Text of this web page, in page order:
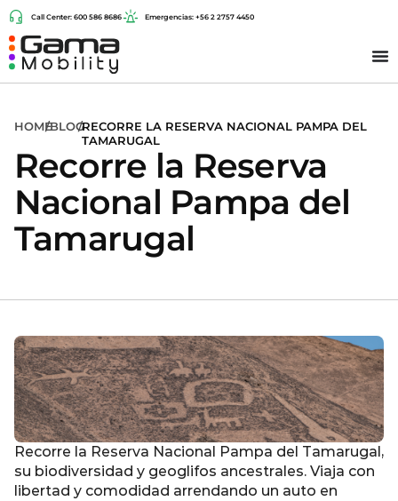
Call Center: 600 586 8686 Emergencias: +56 2 2757 4450
HOME
/BLOG
/RECORRE LA RESERVA NACIONAL PAMPA DEL
TAMARUGAL
Recorre la Reserva
Nacional Pampa del
Tamarugal
Recorre la Reserva Nacional Pampa del Tamarugal,
su biodiversidad y geoglifos ancestrales. Viaja con
libertad y comodidad arrendando un auto en